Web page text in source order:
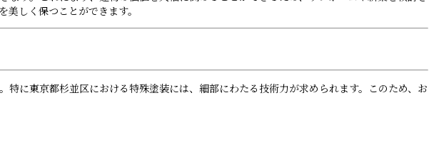
しく保つことができます。
に東京都杉並区における特殊塗装には、細部にわたる技術力が求められます。このため、お